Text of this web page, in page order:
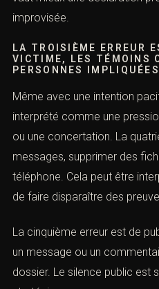
La deuxième erreur est de
personne arrêtée veut
immédiatement. Elle pense
dissipera le malentendu. Mais
LA TROISIÈME ERREUR
PERSONNES
Même avec une intention
interprété comme une
ou une concertation. La
des messages, supprimer
Combien font